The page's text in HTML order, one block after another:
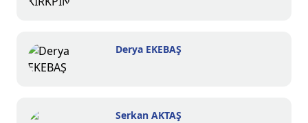
Derya EKEBAŞ
Serkan AKTAŞ